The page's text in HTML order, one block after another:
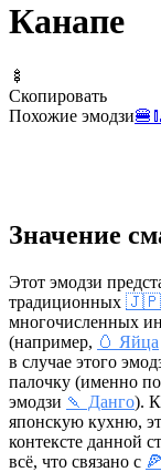
Канапе
🍢
Скопировать
Похожие эмодзи🍔
Значение
Этот эмодзи
традиционных 🇯🇵
многочисленных
(например, 🥚 Яйца
в случае этого
палочку (именно
эмодзи 🍡 Данго).
японскую кухню,
контексте данной
всё, что связано с